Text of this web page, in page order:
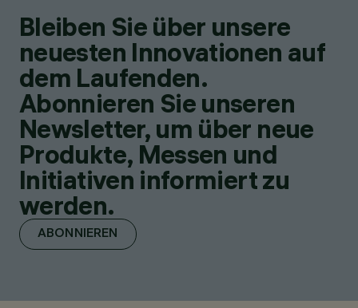
Bleiben Sie über unsere
neuesten Innovationen auf
dem Laufenden.
Abonnieren Sie unseren
Newsletter, um über neue
Produkte, Messen und
Initiativen informiert zu
werden.
ABONNIEREN